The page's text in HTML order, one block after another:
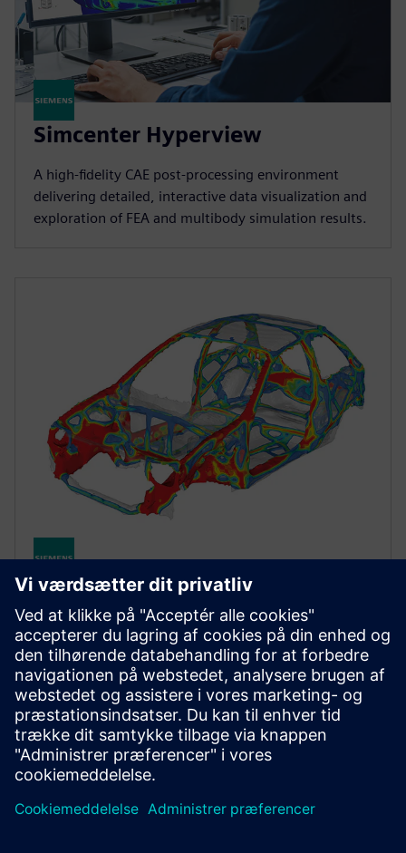
Simcenter Hyperview
A high‑fidelity CAE post‑processing environment
delivering detailed, interactive data visualization and
exploration of FEA and multibody simulation results.
STRUCTURAL SIMULATION
Simcenter Optistruct
Industry‑proven structural solver for linear and
nonlinear analysis under static and dynamic loads,
leading the market in design and optimization